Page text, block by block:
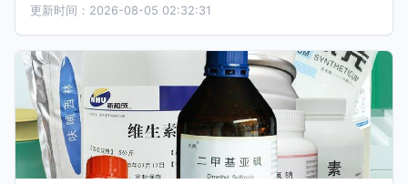
更新时间：2026-08-05 02:32:31